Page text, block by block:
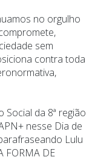
no orgulho
sem
contra toda
Social da 8ª região
nesse Dia de
Lulu
FORMA DE